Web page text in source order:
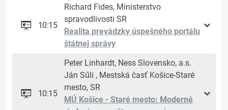
10:15
Richard Fides, Ministerstvo
spravodlivosti SR
Realita prevádzky úspešného portálu
štátnej správy
10:15
Peter Linhardt, Ness Slovensko, a.s.
Ján Sűli , Mestská časť Košice-Staré
mesto, SR
MÚ Košice - Staré mesto: Moderné